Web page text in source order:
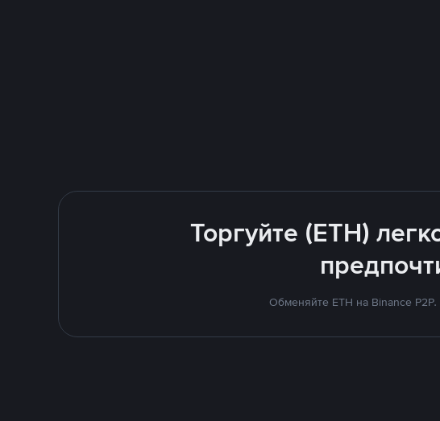
Торгуйте (ETH)
Обменяйте ETH на Binance